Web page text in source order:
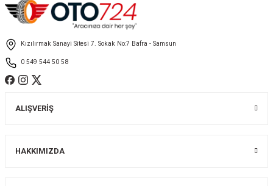
Bu ürüne benzer farklı alternatifler olmalı.
Kızılırmak Sanayi Sitesi 7. Sokak No:7 Bafra - Samsun
0 549 544 50 58
ALIŞVERİŞ
HAKKIMIZDA